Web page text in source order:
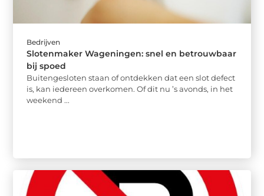
Bedrijven
Slotenmaker Wageningen: snel en betrouwbaar
bij spoed
Buitengesloten staan of ontdekken dat een slot defect
is, kan iedereen overkomen. Of dit nu ’s avonds, in het
weekend ...